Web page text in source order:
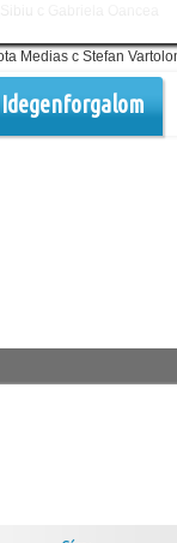
Idegenforgalom